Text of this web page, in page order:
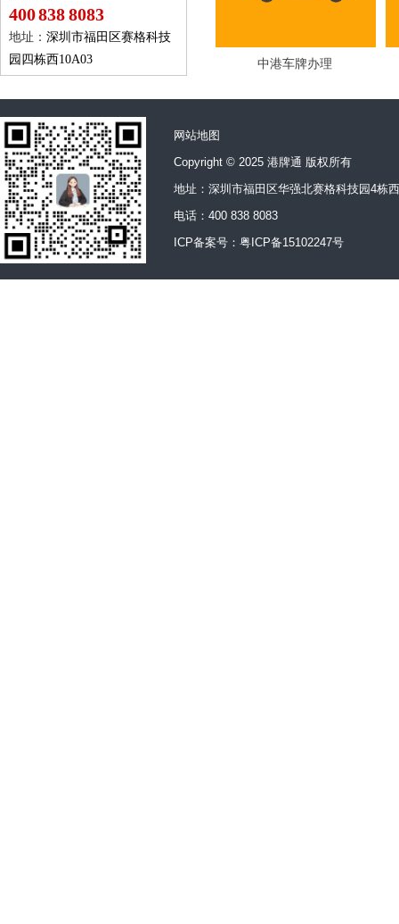
400 838 8083
地址： 深圳市福田区赛格科技
园四栋西10A03
中港车牌办理
网站地图
Copyright © 2025 港牌通 版权所有
地址：深圳市福田区华强北赛格科技园4栋
电话：400 838 8083
ICP备案号： 粤ICP备15102247号